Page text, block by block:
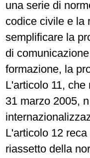
una serie di
codice civile e la
semplificare la
di
formazione, la
L'articolo 11,
31 marzo 2005,
L'articolo 12
riassetto della